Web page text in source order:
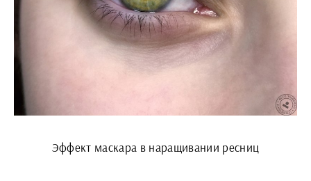
Эффект маскара в наращивании ресниц